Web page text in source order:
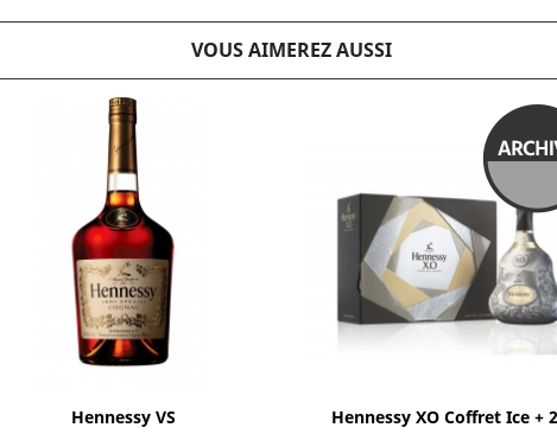
VOUS AIMEREZ AUSSI
Hennessy VS
Aperçu rapide Hennessy XO Coffret Ice +
Aperçu rapide